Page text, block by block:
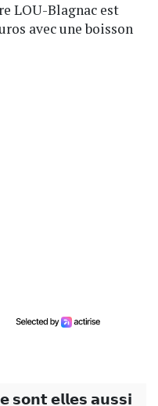
LOU-Blagnac est
avec une boisson
𝗲𝗹𝗹𝗲𝘀 𝗮𝘂𝘀𝘀𝗶